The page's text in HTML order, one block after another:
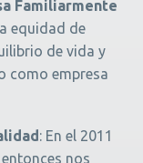
Familiarmente
equidad de
de vida y
como empresa
: En el 2011
nos